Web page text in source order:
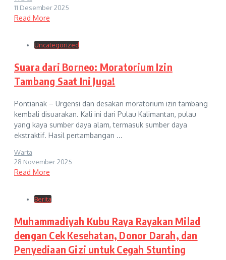
11 Desember 2025
Read More
Uncategorized
Suara dari Borneo: Moratorium Izin
Tambang Saat Ini Juga!
Pontianak – Urgensi dan desakan moratorium izin tambang
kembali disuarakan. Kali ini dari Pulau Kalimantan, pulau
yang kaya sumber daya alam, termasuk sumber daya
ekstraktif. Hasil pertambangan ...
Warta
28 November 2025
Read More
Berita
Muhammadiyah Kubu Raya Rayakan Milad
dengan Cek Kesehatan, Donor Darah, dan
Penyediaan Gizi untuk Cegah Stunting